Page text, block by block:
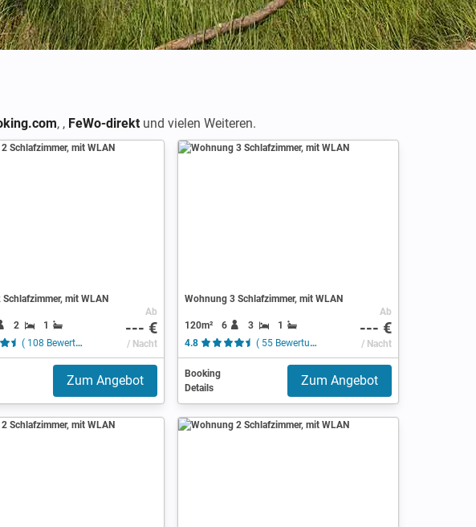
, , FeWo-direkt und vielen Weiteren.
mit WLAN
2
1
( 108 Bewertungen )
Ab
--- €
/ Nacht
Zum Angebot
Wohnung 3 Schlafzimmer, mit WLAN
120m² 6 3
1
4.8
( 55 Bewertungen )
Ab
--- €
/ Nacht
Booking
Details
Zum Angebot